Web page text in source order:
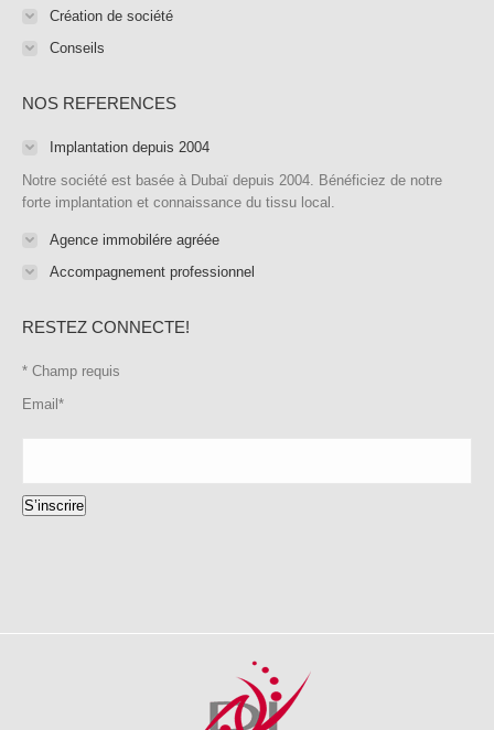
Création de société
Conseils
NOS REFERENCES
Implantation depuis 2004
Notre société est basée à Dubaï depuis 2004. Bénéficiez de notre
forte implantation et connaissance du tissu local.
Agence immobilére agréée
Accompagnement professionnel
RESTEZ CONNECTE!
* Champ requis
Email *
S’inscrire